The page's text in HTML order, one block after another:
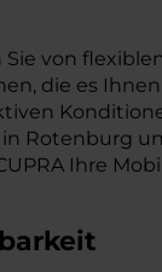
von
die es
in Rotenburg
Ihre